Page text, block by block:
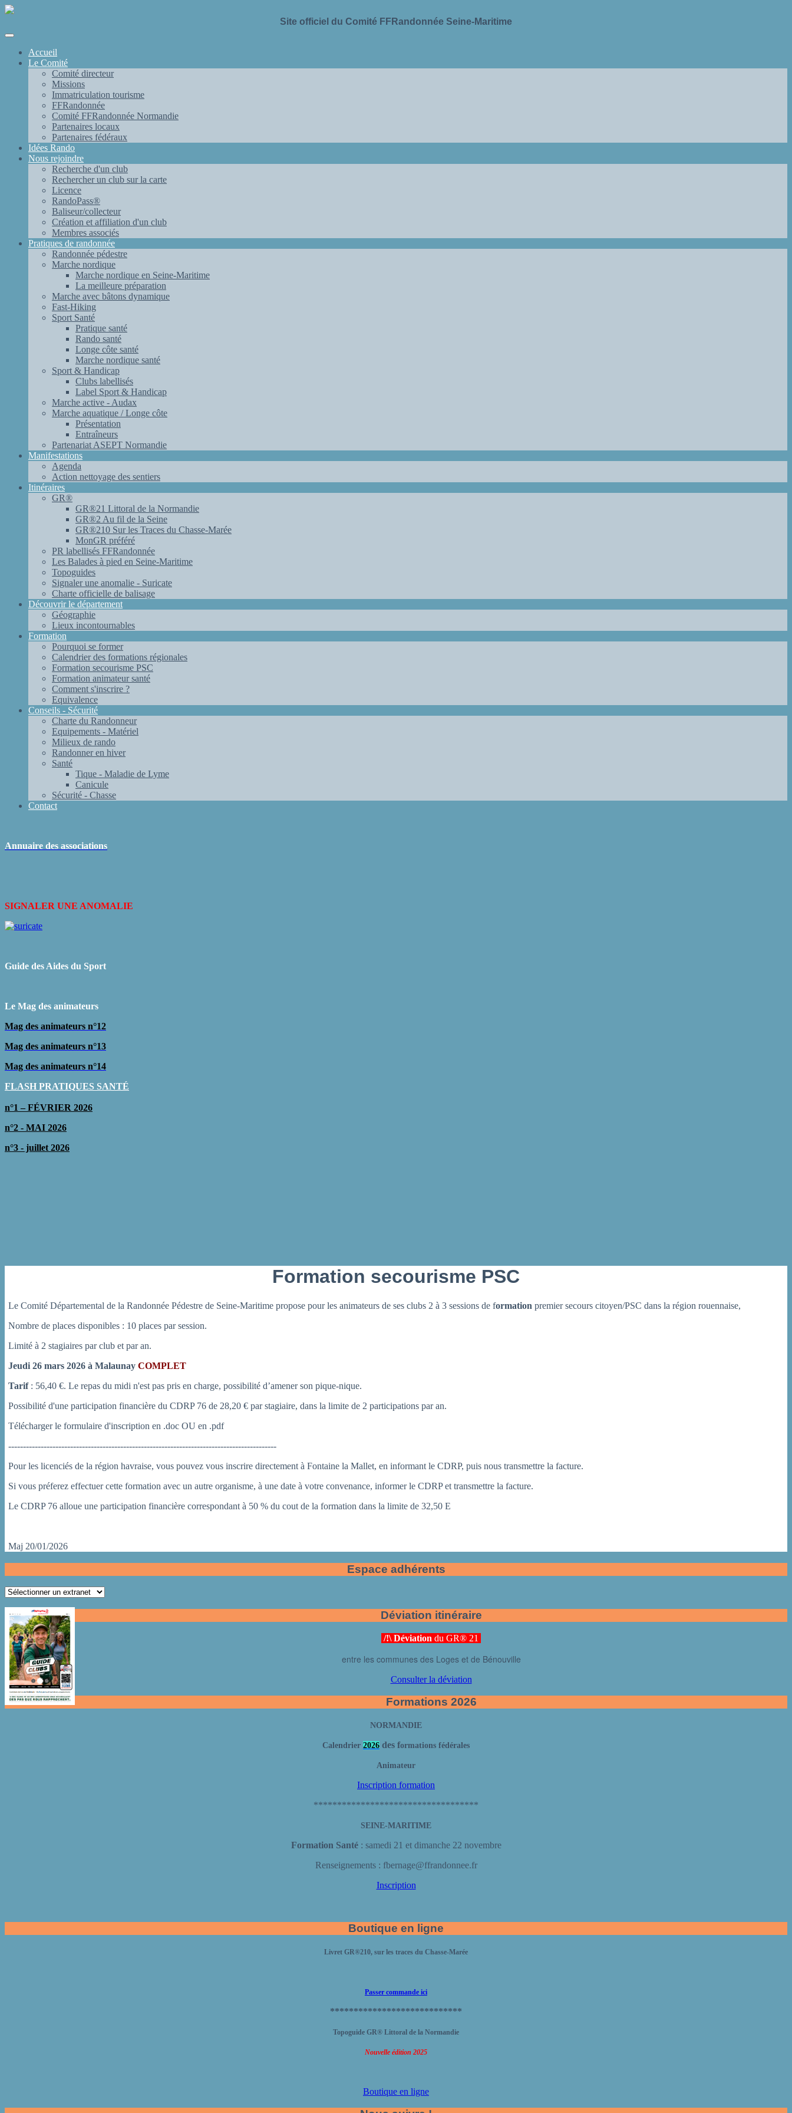
Site officiel du Comité FFRandonnée Seine-Maritime
Accueil
Le Comité
Comité directeur
Missions
Immatriculation tourisme
FFRandonnée
Comité FFRandonnée Normandie
Partenaires locaux
Partenaires fédéraux
Idées Rando
Nous rejoindre
Recherche d'un club
Rechercher un club sur la carte
Licence
RandoPass®
Baliseur/collecteur
Création et affiliation d'un club
Membres associés
Pratiques de randonnée
Randonnée pédestre
Marche nordique
Marche nordique en Seine-Maritime
La meilleure préparation
Marche avec bâtons dynamique
Fast-Hiking
Sport Santé
Pratique santé
Rando santé
Longe côte santé
Marche nordique santé
Sport & Handicap
Clubs labellisés
Label Sport & Handicap
Marche active - Audax
Marche aquatique / Longe côte
Présentation
Entraîneurs
Partenariat ASEPT Normandie
Manifestations
Agenda
Action nettoyage des sentiers
Itinéraires
GR®
GR®21 Littoral de la Normandie
GR®2 Au fil de la Seine
GR®210 Sur les Traces du Chasse-Marée
MonGR préféré
PR labellisés FFRandonnée
Les Balades à pied en Seine-Maritime
Topoguides
Signaler une anomalie - Suricate
Charte officielle de balisage
Découvrir le département
Géographie
Lieux incontournables
Formation
Pourquoi se former
Calendrier des formations régionales
Formation secourisme PSC
Formation animateur santé
Comment s'inscrire ?
Equivalence
Conseils - Sécurité
Charte du Randonneur
Equipements - Matériel
Milieux de rando
Randonner en hiver
Santé
Tique - Maladie de Lyme
Canicule
Sécurité - Chasse
Contact
Annuaire des associations
SIGNALER UNE ANOMALIE
Guide des Aides du Sport
Le Mag des animateurs
Mag des animateurs n°12
Mag des animateurs n°13
Mag des animateurs n°14
FLASH PRATIQUES SANTÉ
n°1 – FÉVRIER 2026
n°2 - MAI 2026
n°3 - juillet 2026
Formation secourisme PSC
Le Comité Départemental de la Randonnée Pédestre de Seine-Maritime propose pour les animateurs de ses clubs 2 à 3 sessions de formation premier secours citoyen/PSC dans la région rouennaise,
Nombre de places disponibles : 10 places par session.
Limité à 2 stagiaires par club et par an.
Jeudi 26 mars 2026 à Malaunay COMPLET
Tarif: 56,40 €. Le repas du midi n'est pas pris en charge, possibilité d’amener son pique-nique.
Possibilité d'une participation financière du CDRP 76 de 28,20 € par stagiaire, dans la limite de 2 participations par an.
Télécharger le formulaire d'inscription en .doc OU en .pdf
-------------------------------------------------------------------------------------------
Pour les licenciés de la région havraise, vous pouvez vous inscrire directement à Fontaine la Mallet, en informant le CDRP, puis nous transmettre la facture.
Si vous préferez effectuer cette formation avec un autre organisme, à une date à votre convenance, informer le CDRP et transmettre la facture.
Le CDRP 76 alloue une participation financière correspondant à 50 % du cout de la formation dans la limite de 32,50 E
Maj 20/01/2026
Espace adhérents
Déviation itinéraire
/!\ Déviation du GR® 21
entre les communes des Loges et de Bénouville
Consulter la déviation
Formations 2026
NORMANDIE
Calendrier 2026 des formations fédérales
Animateur
Inscription formation
***********************************
SEINE-MARITIME
Formation Santé: samedi 21 et dimanche 22 novembre
Renseignements : fbernage@ffrandonnee.fr
Inscription
Boutique en ligne
Livret GR®210, sur les traces du Chasse-Marée
Passer commande ici
****************************
Topoguide GR® Littoral de la Normandie
Nouvelle édition 2025
Boutique en ligne